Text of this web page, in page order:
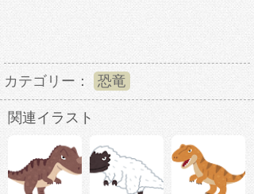
カテゴリー： 恐竜
関連イラスト